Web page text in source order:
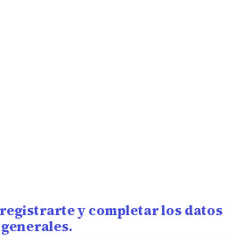
y completar los datos
generales.